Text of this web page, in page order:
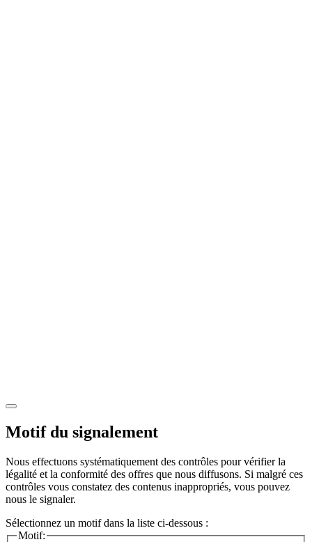
Motif du signalement
Nous effectuons systématiquement des contrôles pour vérifier la
légalité et la conformité des offres que nous diffusons. Si malgré ces
contrôles vous constatez des contenus inappropriés, vous pouvez
nous le signaler.
Sélectionnez un motif dans la liste ci-dessous :
Motif: